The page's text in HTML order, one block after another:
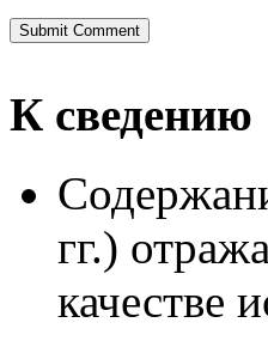
К сведению
гг.)
качестве